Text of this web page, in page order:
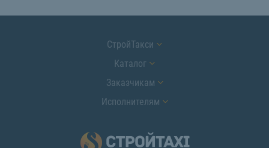
СтройТакси
Каталог
Заказчикам
Исполнителям